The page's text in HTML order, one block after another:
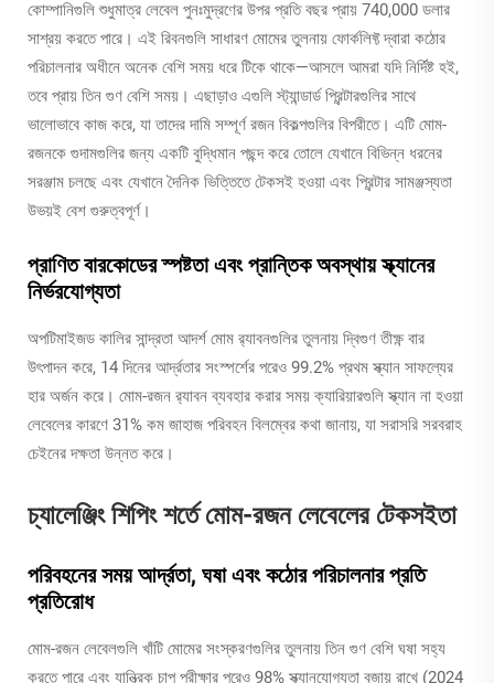
কোম্পানিগুলি শুধুমাত্র লেবেল পুনঃমুদ্রণের উপর প্রতি বছর প্রায় 740,000 ডলার
সাশ্রয় করতে পারে। এই রিবনগুলি সাধারণ মোমের তুলনায় ফোর্কলিফ্ট দ্বারা কঠোর
পরিচালনার অধীনে অনেক বেশি সময় ধরে টিকে থাকে—আসলে আমরা যদি নির্দিষ্ট হই,
তবে প্রায় তিন গুণ বেশি সময়। এছাড়াও এগুলি স্ট্যান্ডার্ড প্রিন্টারগুলির সাথে
ভালোভাবে কাজ করে, যা তাদের দামি সম্পূর্ণ রজন বিকল্পগুলির বিপরীতে। এটি মোম-
রজনকে গুদামগুলির জন্য একটি বুদ্ধিমান পছন্দ করে তোলে যেখানে বিভিন্ন ধরনের
সরঞ্জাম চলছে এবং যেখানে দৈনিক ভিত্তিতে টেকসই হওয়া এবং প্রিন্টার সামঞ্জস্যতা
উভয়ই বেশ গুরুত্বপূর্ণ।
প্রাণিত বারকোডের স্পষ্টতা এবং প্রান্তিক অবস্থায় স্ক্যানের
নির্ভরযোগ্যতা
অপটিমাইজড কালির সান্দ্রতা আদর্শ মোম র‍্যাবনগুলির তুলনায় দ্বিগুণ তীক্ষ্ণ বার
উৎপাদন করে, 14 দিনের আর্দ্রতার সংস্পর্শের পরেও 99.2% প্রথম স্ক্যান সাফল্যের
হার অর্জন করে। মোম-রজন র‍্যাবন ব্যবহার করার সময় ক্যারিয়ারগুলি স্ক্যান না হওয়া
লেবেলের কারণে 31% কম জাহাজ পরিবহন বিলম্বের কথা জানায়, যা সরাসরি সরবরাহ
চেইনের দক্ষতা উন্নত করে।
চ্যালেঞ্জিং শিপিং শর্তে মোম-রজন লেবেলের টেকসইতা
পরিবহনের সময় আর্দ্রতা, ঘষা এবং কঠোর পরিচালনার প্রতি
প্রতিরোধ
মোম-রজন লেবেলগুলি খাঁটি মোমের সংস্করণগুলির তুলনায় তিন গুণ বেশি ঘষা সহ্য
করতে পারে এবং যান্ত্রিক চাপ পরীক্ষার পরেও 98% স্ক্যানযোগ্যতা বজায় রাখে (2024